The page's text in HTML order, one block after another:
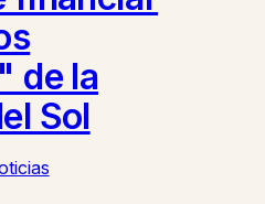
de la
Sol